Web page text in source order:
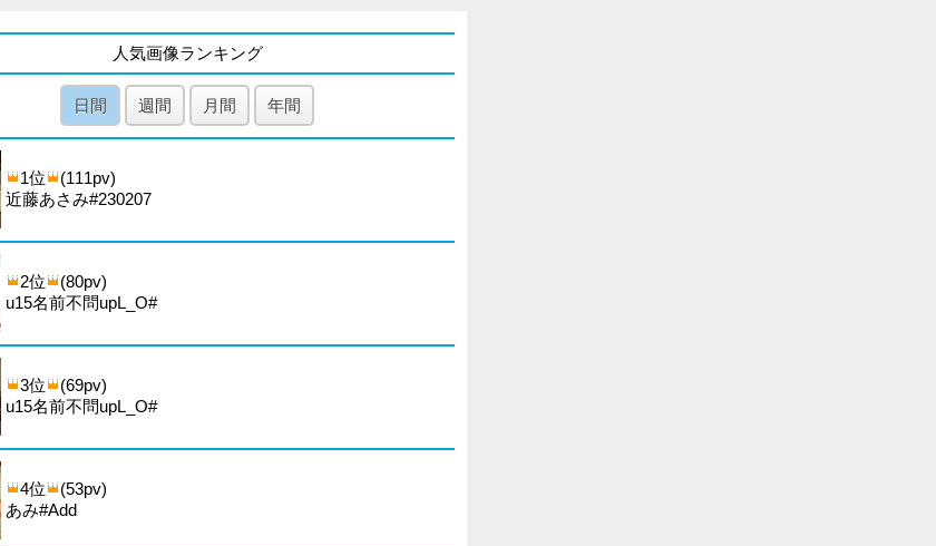
人気画像ランキング
日間 週間 月間 年間
1位
(111pv)
近藤あさみ#230207
2位
(80pv)
u15名前不問upL_O#
3位
(69pv)
u15名前不問upL_O#
4位
(53pv)
あみ#Add